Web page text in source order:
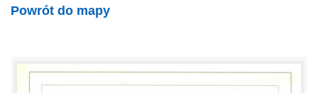
Powrót do mapy